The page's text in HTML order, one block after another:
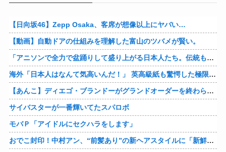
【日向坂46】Zepp Osaka、客席が想像以上にヤバい…
【動画】自動ドアの仕組みを理解した富山のツバメが賢い。
「アニソンで全力で盆踊りして盛り上がる日本人たち。伝統もオタクもこの熱量、素晴らしい」→女さんブチギレ「これを見て『日本の品格が落ちた』と思いま…
海外「日本人はなんて気高いんだ！」 英高級紙も驚愕した極限の中の日本人の姿に世界が衝撃
【あんこ】ディエゴ・ブランドーがグランドオーダーを終わらせるようです【FGO二部】 第１６６話
サイバスターが一番輝いてたスパロボ
モバＰ「アイドルにセクハラをします」
おでこ封印！中村アン、“前髪あり”の新ヘアスタイルに「新鮮でたまらん」の声【画像】